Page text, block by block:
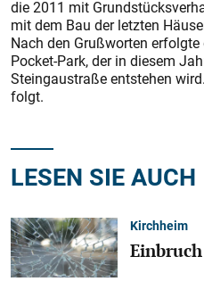
die 2011 mit
mit dem Bau der letzten
Nach den Grußworten
Pocket-Park, der in diesem
Steingaustraße entstehen
folgt.
LESEN SIE AUCH
Kirchheim